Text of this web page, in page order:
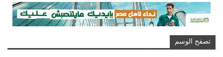
تصفح الوسم